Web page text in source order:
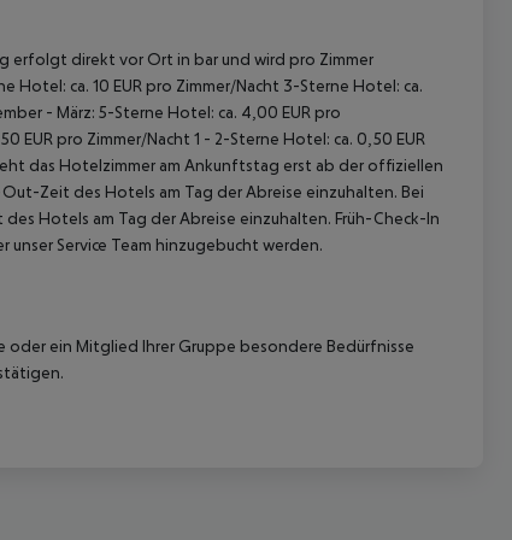
erfolgt direkt vor Ort in bar und wird pro Zimmer
ca. 10 EUR pro Zimmer/Nacht 3-Sterne Hotel: ca.
- März: 5-Sterne Hotel: ca. 4,00 EUR pro
EUR pro Zimmer/Nacht 1 - 2-Sterne Hotel: ca. 0,50 EUR
das Hotelzimmer am Ankunftstag erst ab der offiziellen
Zeit des Hotels am Tag der Abreise einzuhalten. Bei
Hotels am Tag der Abreise einzuhalten. Früh-Check-In
Service Team hinzugebucht werden.
oder ein Mitglied Ihrer Gruppe besondere Bedürfnisse